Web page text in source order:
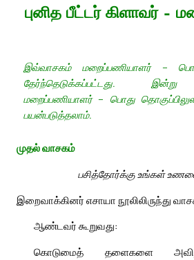
புனித பீட்டர் கிளாவர் –
இவ்வாசகம் மறைப்பணியாளர் – பொது
தேர்ந்தெடுக்கப்பட்டது.
மறைப்பணியாளர் – பொது
பயன்படுத்தலாம்.
முதல் வாசகம்
பசித்தோர்க்கு உங்கள்
இறைவாக்கினர் எசாயா நூலிலிருந்து
ஆண்டவர் கூறுவது:
கொடுமைத் தளைகளை